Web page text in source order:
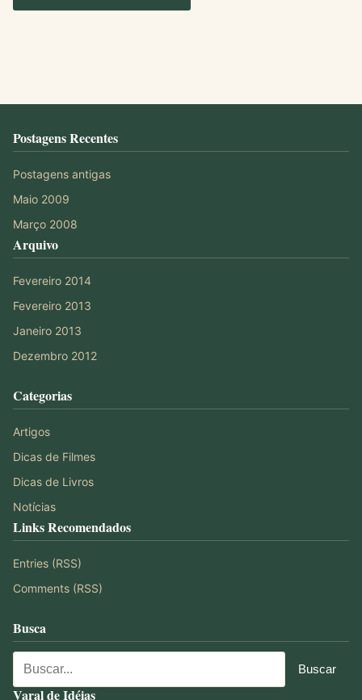
Postagens Recentes
Postagens antigas
Maio 2009
Março 2008
Arquivo
Fevereiro 2014
Fevereiro 2013
Janeiro 2013
Dezembro 2012
Categorias
Artigos
Dicas de Filmes
Dicas de Livros
Notícias
Links Recomendados
Entries (RSS)
Comments (RSS)
Busca
Varal de Idéias